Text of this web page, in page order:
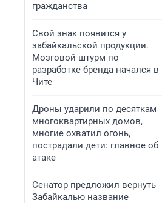
гражданства
Свой знак появится у
забайкальской продукции.
Мозговой штурм по
разработке бренда начался в
Чите
Дроны ударили по десяткам
многоквартирных домов,
многие охватил огонь,
пострадали дети: главное об
атаке
Сенатор предложил вернуть
Забайкалью название